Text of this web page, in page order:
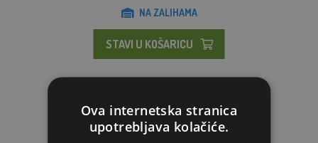
NA ZALIHAMA
STAVI U KOŠARICU
Ova internetska stranica
upotrebljava kolačiće.